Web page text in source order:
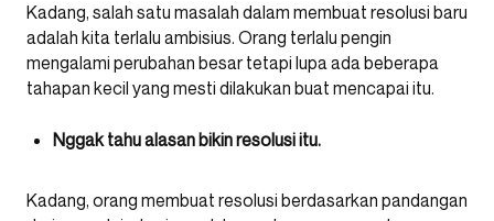
Kadang, salah satu masalah dalam membuat resolusi baru
adalah kita terlalu ambisius. Orang terlalu pengin
mengalami perubahan besar tetapi lupa ada beberapa
tahapan kecil yang mesti dilakukan buat mencapai itu.
Nggak tahu alasan bikin resolusi itu.
Kadang, orang membuat resolusi berdasarkan pandangan